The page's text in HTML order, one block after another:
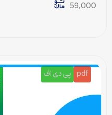
59,000
pdf پی دی اف